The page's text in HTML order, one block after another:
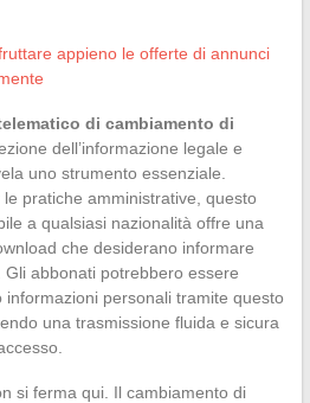
appieno le offerte di annunci
di cambiamento di
dell’informazione legale e
uno strumento essenziale.
pratiche amministrative, questo
a qualsiasi nazionalità offre una
che desiderano informare
abbonati potrebbero essere
personali tramite questo
una trasmissione fluida e sicura
si ferma qui. Il cambiamento di